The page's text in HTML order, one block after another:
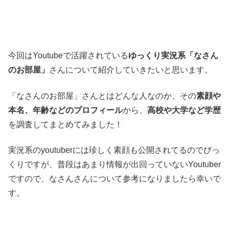
今回はYoutubeで活躍されているゆっくり実況系「なさん
のお部屋」
さんについて紹介していきたいと思います。
「なさんのお部屋」さんとはどんな人なのか、その素顔や
本名、年齢などのプロフィールから、 高校や大学など学歴
を調査してまとめてみました！
実況系のyoutuberには珍しく素顔も公開されてるのでびっ
くりですが、普段はあまり情報が出回っていないYoutuber
ですので、なさんさんについて参考になりましたら幸いで
す。